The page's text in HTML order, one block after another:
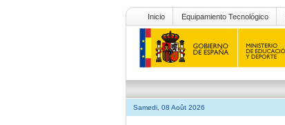
Inicio Equipamiento Tecnológico
Samedi, 08 Août 2026